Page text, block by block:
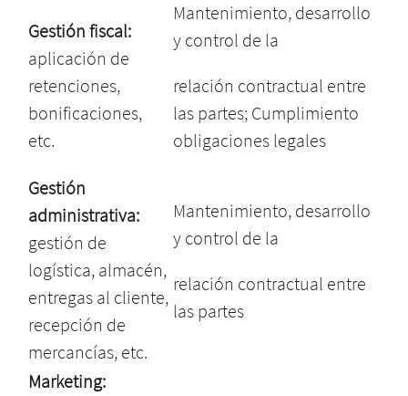
Gestión fiscal:
aplicación de
retenciones,
bonificaciones,
etc.
Mantenimiento, desarrollo
y control de la
relación contractual entre
las partes; Cumplimiento
obligaciones legales
Gestión
administrativa:
gestión de
logística, almacén,
entregas al cliente,
recepción de
mercancías, etc.
Mantenimiento, desarrollo
y control de la
relación contractual entre
las partes
Marketing: